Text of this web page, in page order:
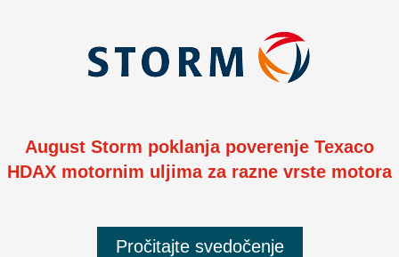
August Storm poklanja poverenje Texaco
HDAX motornim uljima za razne vrste motora
Pročitajte svedočenje